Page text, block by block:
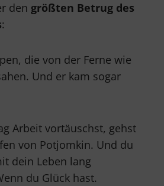
den größten Betrug des
:
die von der Ferne wie
Und er kam sogar
Arbeit vortäuschst, gehst
von Potjomkin. Und du
dein Leben lang
du Glück hast.